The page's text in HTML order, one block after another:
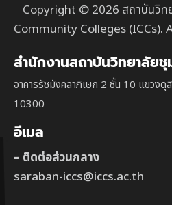
Copyright © 2026 สถาบันวิ
Community Colleges (ICCs).
สำนักงานสถาบันวิทยาลัย
อาคารรัชมังคลาภิเษก 2 ชั้น 10 แขวงดุ
10300
อีเมล
– ติดต่อส่วนกลาง
saraban-iccs@iccs.ac.th